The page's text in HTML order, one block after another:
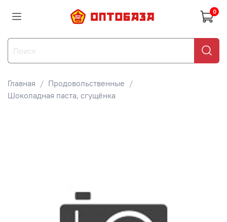
0
Главная
Продовольственные
Шоколадная паста, сгущёнка